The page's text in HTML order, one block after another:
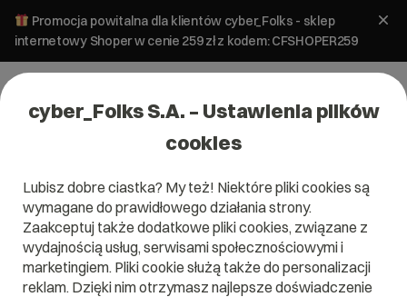
Promocja powitalna dla klientów cyber_Folks - sklep
internetowy Shoper w cenie 259 zł z kodem: CFSHOPER259
Domena .bt
Zarejestruj adres www z domeną Królestwa Bhutanu
cyber_Folks S.A. – Ustawienia plików
cookies
Lubisz dobre ciastka? My też! Niektóre pliki cookies są
wymagane do prawidłowego działania strony.
Zaakceptuj także dodatkowe pliki cookies, związane z
wydajnością usług, serwisami społecznościowymi i
marketingiem. Pliki cookie służą także do personalizacji
reklam. Dzięki nim otrzymasz najlepsze doświadczenie